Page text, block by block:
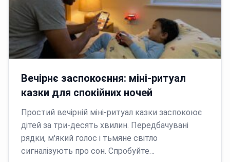
Вечірнє заспокоєння: міні-ритуал
казки для спокійних ночей
Простий вечірній міні-ритуал казки заспокоює
дітей за три-десять хвилин. Передбачувані
рядки, м'який голос і тьмяне світло
сигналізують про сон. Спробуйте…